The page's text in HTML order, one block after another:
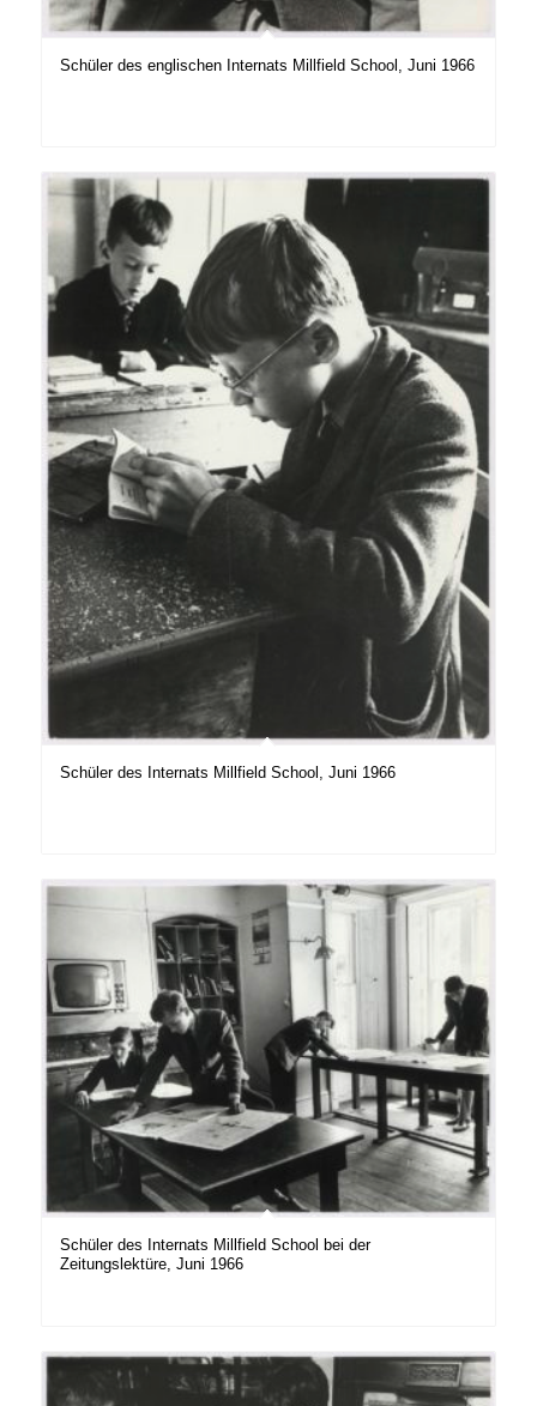
Schüler des englischen Internats Millfield School, Juni 1966
Schüler des Internats Millfield School, Juni 1966
Schüler des Internats Millfield School bei der
Zeitungslektüre, Juni 1966